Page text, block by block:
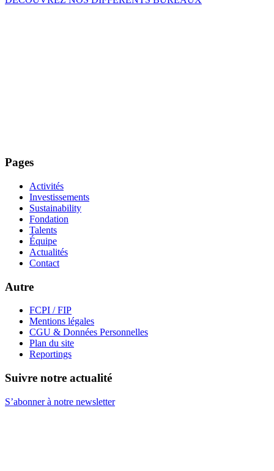
Pages
Activités
Investissements
Sustainability
Fondation
Talents
Équipe
Actualités
Contact
Autre
FCPI / FIP
Mentions légales
CGU & Données Personnelles
Plan du site
Reportings
Suivre notre actualité
S’abonner à notre newsletter